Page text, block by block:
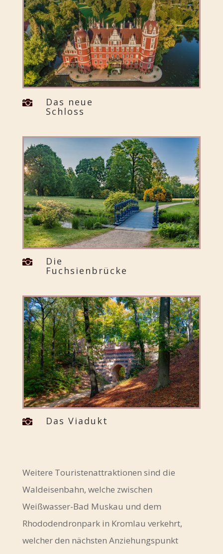
 Das neue
Schloss
 Die
Fuchsienbrücke
 Das Viadukt
Weitere Touristenattraktionen sind die
Waldeisenbahn, welche zwischen
Weißwasser-Bad Muskau und dem
Rhododendronpark in Kromlau verkehrt,
welcher den nächsten Anziehungspunkt